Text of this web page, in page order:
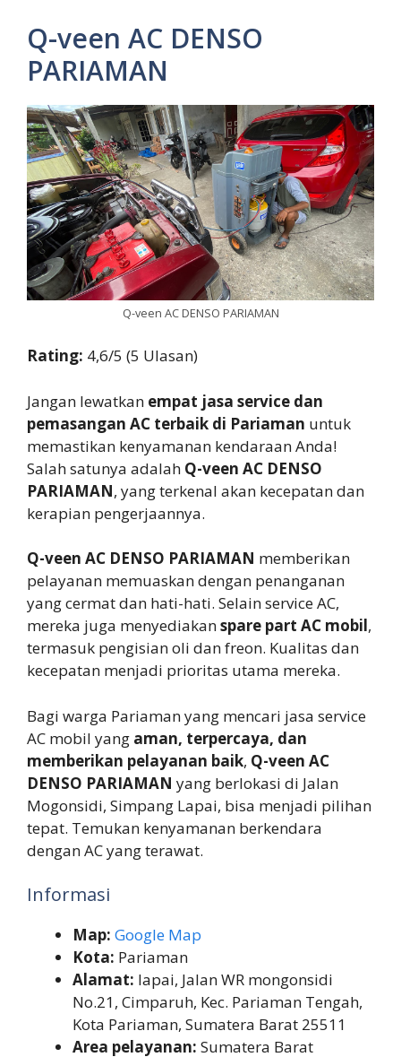
Q-veen AC DENSO
PARIAMAN
Q-veen AC DENSO PARIAMAN
Rating: 4,6/5 (5 Ulasan)
Jangan lewatkan empat jasa service dan
pemasangan AC terbaik di Pariaman untuk
memastikan kenyamanan kendaraan Anda!
Salah satunya adalah Q-veen AC DENSO
PARIAMAN, yang terkenal akan kecepatan dan
kerapian pengerjaannya.
Q-veen AC DENSO PARIAMAN memberikan
pelayanan memuaskan dengan penanganan
yang cermat dan hati-hati. Selain service AC,
mereka juga menyediakanspare part AC mobil,
termasuk pengisian oli dan freon. Kualitas dan
kecepatan menjadi prioritas utama mereka.
Bagi warga Pariaman yang mencari jasa service
AC mobil yang aman, terpercaya, dan
memberikan pelayanan baik, Q-veen AC
DENSO PARIAMAN yang berlokasi di Jalan
Mogonsidi, Simpang Lapai, bisa menjadi pilihan
tepat. Temukan kenyamanan berkendara
dengan AC yang terawat.
Informasi
Map: Google Map
Kota: Pariaman
Alamat: lapai, Jalan WR mongonsidi
No.21, Cimparuh, Kec. Pariaman Tengah,
Kota Pariaman, Sumatera Barat 25511
Area pelayanan: Sumatera Barat